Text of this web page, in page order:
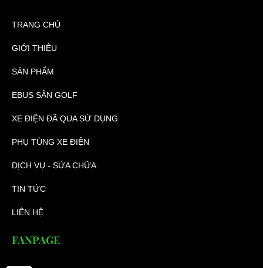
TRANG CHỦ
GIỚI THIỆU
SẢN PHẨM
EBUS SÂN GOLF
XE ĐIỆN ĐÃ QUA SỬ DỤNG
PHỤ TÙNG XE ĐIỆN
DỊCH VỤ - SỬA CHỮA
TIN TỨC
LIÊN HỆ
FANPAGE